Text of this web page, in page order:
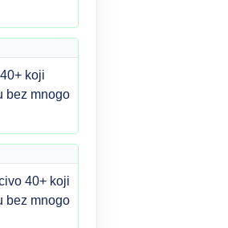
koji
bez mnogo
40+ koji
bez mnogo